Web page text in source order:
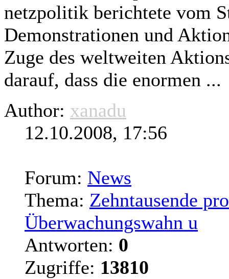
netzpolitik berichtete vom
Demonstrationen und
Zuge des weltweiten
darauf, dass die enormen ...
Author: xanadu
12.10.2008, 17:56
Forum: News
Thema: Zehntausende
Überwachungswahn u
Antworten: 0
Zugriffe: 13810